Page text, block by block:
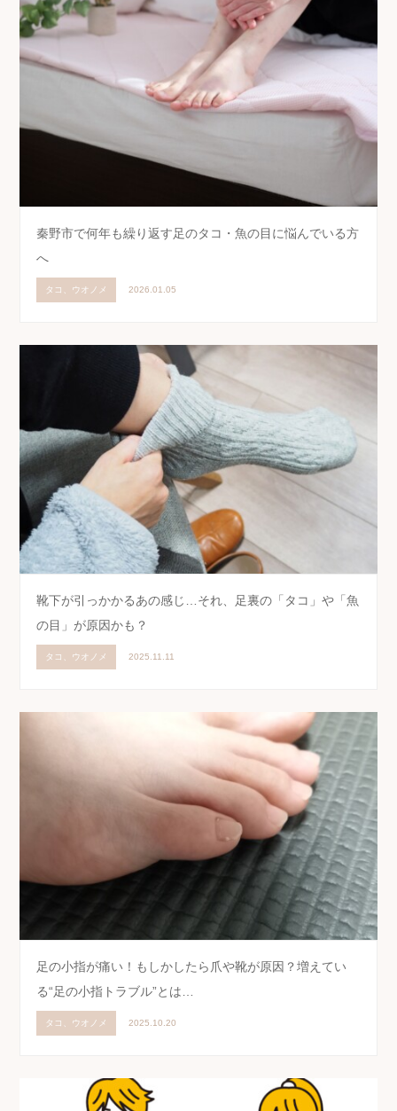
秦野市で何年も繰り返す足のタコ・魚の目に悩んでいる方
へ
タコ、ウオノメ 2026.01.05
靴下が引っかかるあの感じ…それ、足裏の「タコ」や「魚
の目」が原因かも？
タコ、ウオノメ 2025.11.11
足の小指が痛い！もしかしたら爪や靴が原因？増えてい
る“足の小指トラブル”とは…
タコ、ウオノメ 2025.10.20